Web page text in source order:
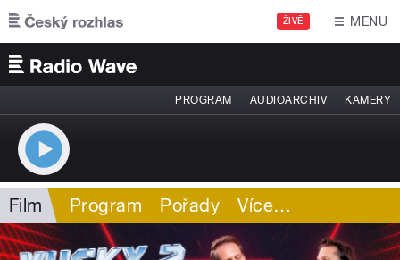
Přejít k hlavnímu obsahu
ŽIVĚ MENU
PROGRAM AUDIOARCHIV KAMERY
Film Program Pořady Více…